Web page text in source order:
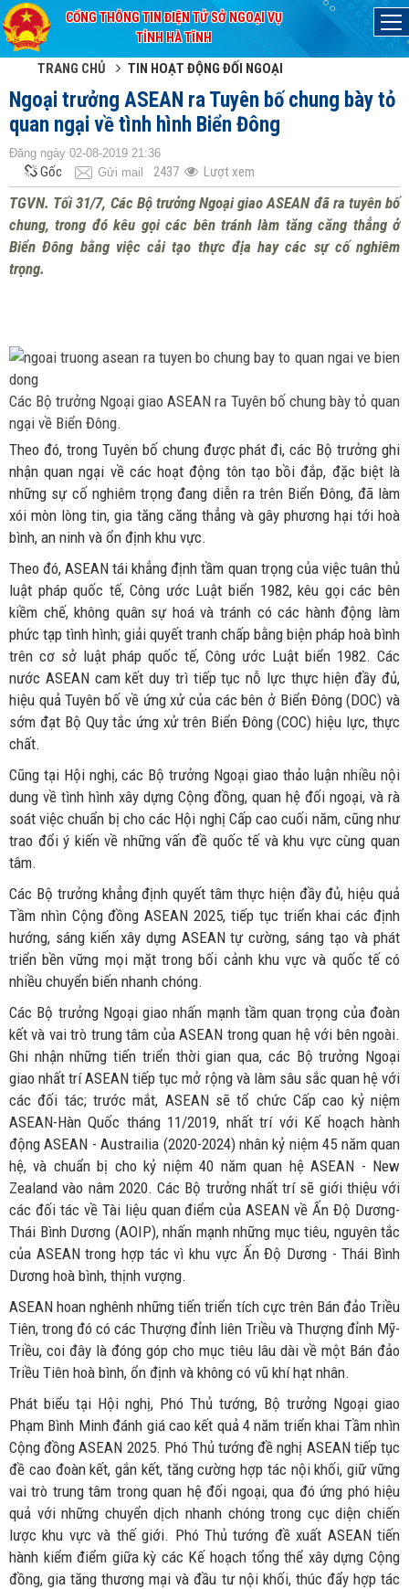
CỔNG THÔNG TIN ĐIỆN TỬ SỞ NGOẠI VỤ
TỈNH HÀ TĨNH
TRANG CHỦ TIN HOẠT ĐỘNG ĐỐI NGOẠI
Ngoại trưởng ASEAN ra Tuyên bố chung bày tỏ
quan ngại về tình hình Biển Đông
Đăng ngày 02-08-2019 21:36
Gốc Gửi mail 2437 Lượt xem
TGVN. Tối 31/7, Các Bộ trưởng Ngoại giao ASEAN đã ra tuyên bố
chung, trong đó kêu gọi các bên tránh làm tăng căng thẳng ở
Biển Đông bằng việc cải tạo thực địa hay các sự cố nghiêm
trọng.
Các Bộ trưởng Ngoại giao ASEAN ra Tuyên bố chung bày tỏ quan
ngại về Biển Đông.
Theo đó, trong Tuyên bố chung được phát đi, các Bộ trưởng ghi
nhận quan ngại về các hoạt động tôn tạo bồi đắp, đặc biệt là
những sự cố nghiêm trọng đang diễn ra trên Biển Đông, đã làm
xói mòn lòng tin, gia tăng căng thẳng và gây phương hại tới hoà
bình, an ninh và ổn định khu vực.
Theo đó, ASEAN tái khẳng định tầm quan trọng của việc tuân thủ
luật pháp quốc tế, Công ước Luật biển 1982, kêu gọi các bên
kiềm chế, không quân sự hoá và tránh có các hành động làm
phức tạp tình hình; giải quyết tranh chấp bằng biện pháp hoà bình
trên cơ sở luật pháp quốc tế, Công ước Luật biển 1982. Các
nước ASEAN cam kết duy trì tiếp tục nỗ lực thực hiện đầy đủ,
hiệu quả Tuyên bố về ứng xử của các bên ở Biển Đông (DOC) và
sớm đạt Bộ Quy tắc ứng xử trên Biển Đông (COC) hiệu lực, thực
chất.
Cũng tại Hội nghị, các Bộ trưởng Ngoại giao thảo luận nhiều nội
dung về tình hình xây dựng Cộng đồng, quan hệ đối ngoại, và rà
soát việc chuẩn bị cho các Hội nghị Cấp cao cuối năm, cũng như
trao đổi ý kiến về những vấn đề quốc tế và khu vực cùng quan
tâm.
Các Bộ trưởng khẳng định quyết tâm thực hiện đầy đủ, hiệu quả
Tầm nhìn Cộng đồng ASEAN 2025, tiếp tục triển khai các định
hướng, sáng kiến xây dựng ASEAN tự cường, sáng tạo và phát
triển bền vững mọi mặt trong bối cảnh khu vực và quốc tế có
nhiều chuyển biến nhanh chóng.
Các Bộ trưởng Ngoại giao nhấn mạnh tầm quan trọng của đoàn
kết và vai trò trung tâm của ASEAN trong quan hệ với bên ngoài.
Ghi nhận những tiến triển thời gian qua, các Bộ trưởng Ngoại
giao nhất trí ASEAN tiếp tục mở rộng và làm sâu sắc quan hệ với
các đối tác; trước mắt, ASEAN sẽ tổ chức Cấp cao kỷ niệm
ASEAN-Hàn Quốc tháng 11/2019, nhất trí với Kế hoạch hành
động ASEAN - Austrailia (2020-2024) nhân kỷ niệm 45 năm quan
hệ, và chuẩn bị cho kỷ niệm 40 năm quan hệ ASEAN - New
Zealand vào nâm 2020. Các Bộ trưởng nhất trí sẽ giới thiệu với
các đối tác về Tài liệu quan điểm của ASEAN về Ấn Độ Dương-
Thái Bình Dương (AOIP), nhấn mạnh những mục tiêu, nguyên tắc
của ASEAN trong hợp tác vì khu vực Ấn Độ Dương - Thái Bình
Dương hoà bình, thịnh vượng.
ASEAN hoan nghênh những tiến triển tích cực trên Bán đảo Triều
Tiên, trong đó có các Thượng đỉnh liên Triều và Thượng đỉnh Mỹ-
Triều, coi đây là đóng góp cho mục tiêu lâu dài về một Bán đảo
Triều Tiên hoà bình, ổn định và không có vũ khí hạt nhân.
Phát biểu tại Hội nghị, Phó Thủ tướng, Bộ trưởng Ngoại giao
Phạm Bình Minh đánh giá cao kết quả 4 năm triển khai Tầm nhìn
Cộng đồng ASEAN 2025. Phó Thủ tướng đề nghị ASEAN tiếp tục
đề cao đoàn kết, gắn kết, tăng cường hợp tác nội khối, giữ vững
vai trò trung tâm trong quan hệ đối ngoại, qua đó ứng phó hiệu
quả với những chuyển dịch nhanh chóng trong cục diện chiến
lược khu vực và thế giới. Phó Thủ tướng đề xuất ASEAN tiến
hành kiểm điểm giữa kỳ các Kế hoạch tổng thể xây dựng Cộng
đồng, gia tăng thương mại và đầu tư nội khối, thúc đẩy hợp tác
Đã kết nối EMC